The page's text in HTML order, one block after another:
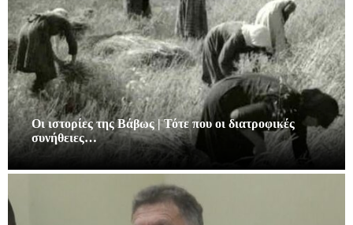
Οι ιστορίες της Βάβως | Τότε που οι διατροφικές
συνήθειες…